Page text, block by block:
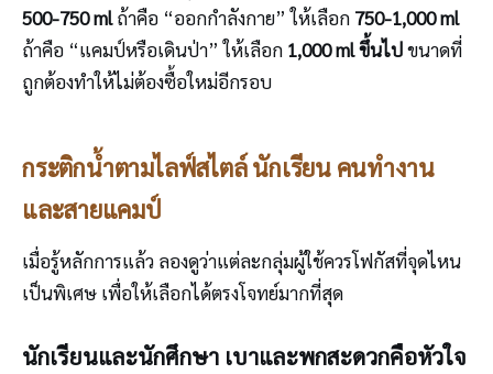
500-750 mlถ้าคือ “ออกกำลังกาย” ให้เลือก 750-1,000 ml
ถ้าคือ “แคมป์หรือเดินป่า” ให้เลือก 1,000 ml ขึ้นไปขนาดที่
ถูกต้องทำให้ไม่ต้องซื้อใหม่อีกรอบ
กระติกน้ำตามไลฟ์สไตล์ นักเรียน คนทำงาน
และสายแคมป์
เมื่อรู้หลักการแล้ว ลองดูว่าแต่ละกลุ่มผู้ใช้ควรโฟกัสที่จุดไหน
เป็นพิเศษ เพื่อให้เลือกได้ตรงโจทย์มากที่สุด
นักเรียนและนักศึกษา เบาและพกสะดวกคือหัวใจ